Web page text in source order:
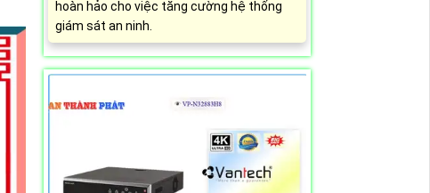
hoàn hảo cho việc tăng cường hệ thống
giám sát an ninh.